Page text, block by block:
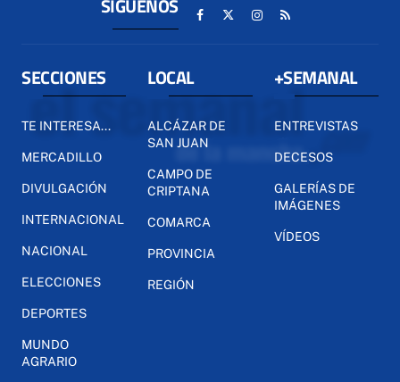
SÍGUENOS
SECCIONES
TE INTERESA...
MERCADILLO
DIVULGACIÓN
INTERNACIONAL
NACIONAL
ELECCIONES
DEPORTES
MUNDO
AGRARIO
LOCAL
ALCÁZAR DE
SAN JUAN
CAMPO DE
CRIPTANA
COMARCA
PROVINCIA
REGIÓN
+SEMANAL
ENTREVISTAS
DECESOS
GALERÍAS DE
IMÁGENES
VÍDEOS